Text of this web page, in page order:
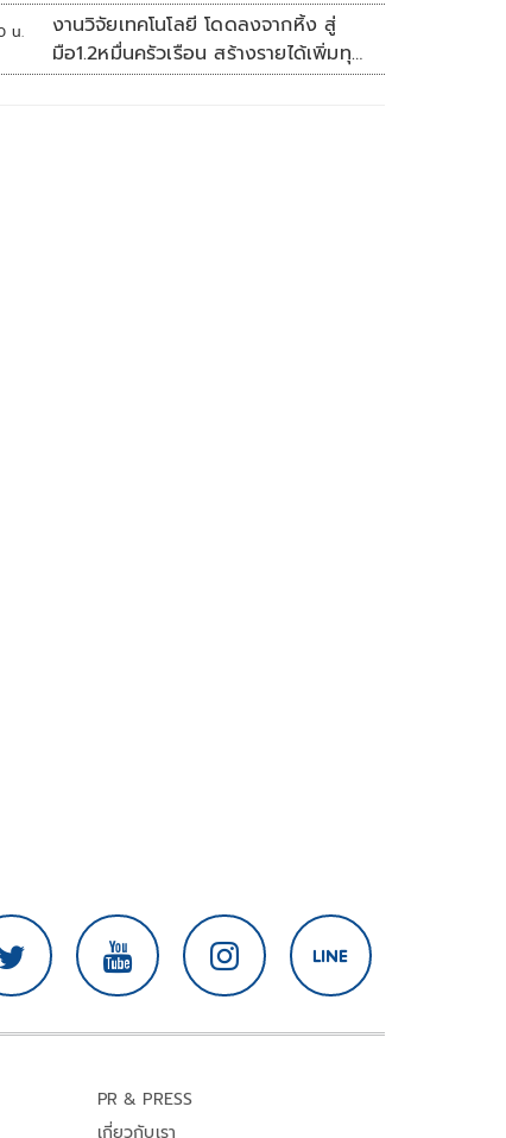
น.
งานวิจัยเทคโนโลยี โดดลงจากหิ้ง สู่
มือ1.2หมื่นครัวเรือน สร้างรายได้เพิ่มทุก
เดือน
PR & PRESS